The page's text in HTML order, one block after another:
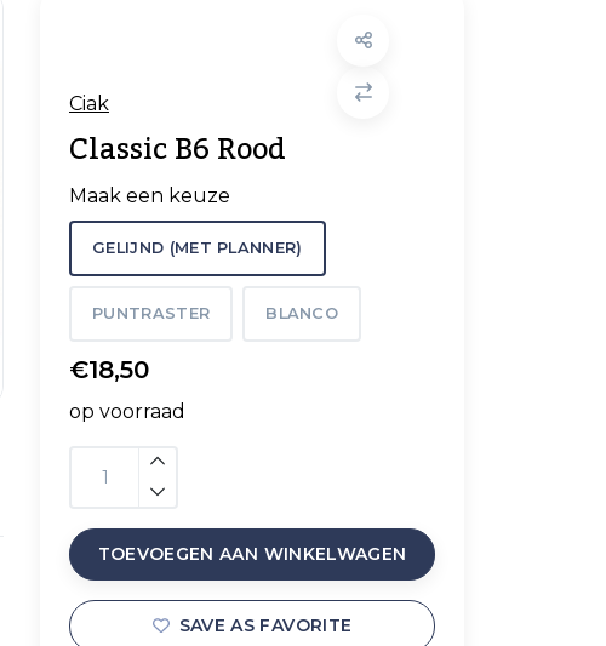
Ciak
Classic B6 Rood
Maak een keuze
GELIJND (MET PLANNER)
PUNTRASTER BLANCO
€18,50
op voorraad
TOEVOEGEN AAN WINKELWAGEN
SAVE AS FAVORITE